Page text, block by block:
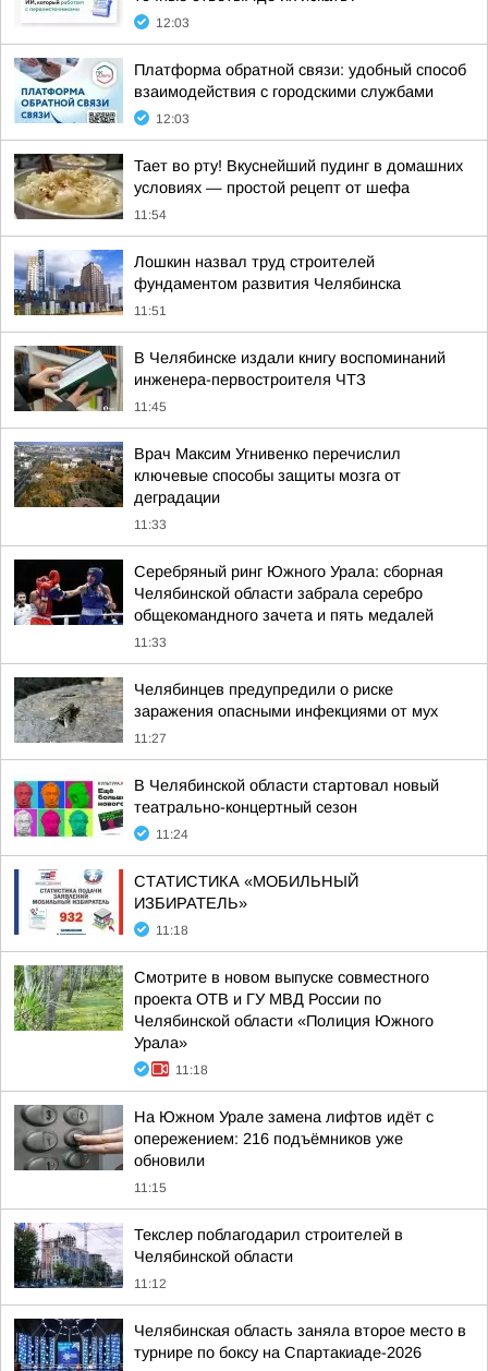
12:03
Платформа обратной связи: удобный способ
взаимодействия с городскими службами
12:03
Тает во рту! Вкуснейший пудинг в домашних
условиях — простой рецепт от шефа
11:54
Лошкин назвал труд строителей
фундаментом развития Челябинска
11:51
В Челябинске издали книгу воспоминаний
инженера-первостроителя ЧТЗ
11:45
Врач Максим Угнивенко перечислил
ключевые способы защиты мозга от
деградации
11:33
Серебряный ринг Южного Урала: сборная
Челябинской области забрала серебро
общекомандного зачета и пять медалей
11:33
Челябинцев предупредили о риске
заражения опасными инфекциями от мух
11:27
В Челябинской области стартовал новый
театрально-концертный сезон
11:24
СТАТИСТИКА «МОБИЛЬНЫЙ
ИЗБИРАТЕЛЬ»
11:18
Смотрите в новом выпуске совместного
проекта ОТВ и ГУ МВД России по
Челябинской области «Полиция Южного
Урала»
11:18
На Южном Урале замена лифтов идёт с
опережением: 216 подъёмников уже
обновили
11:15
Текслер поблагодарил строителей в
Челябинской области
11:12
Челябинская область заняла второе место в
турнире по боксу на Спартакиаде-2026